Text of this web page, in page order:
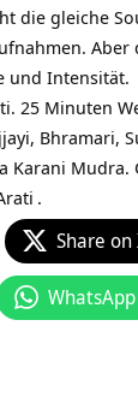
die gleiche
Aber
und Intensität.
25 Minuten
Bhramari,
Karani Mudra.
.
Share on
WhatsApp